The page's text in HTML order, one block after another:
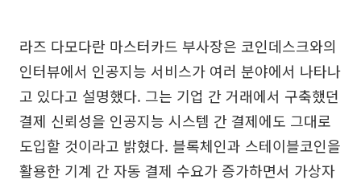
라즈 다모다란 마스터카드 부사장은 코인데스크와의
인터뷰에서 인공지능 서비스가 여러 분야에서 나타나
고 있다고 설명했다. 그는 기업 간 거래에서 구축했던
결제 신뢰성을 인공지능 시스템 간 결제에도 그대로
도입할 것이라고 밝혔다. 블록체인과 스테이블코인을
활용한 기계 간 자동 결제 수요가 증가하면서 가상자